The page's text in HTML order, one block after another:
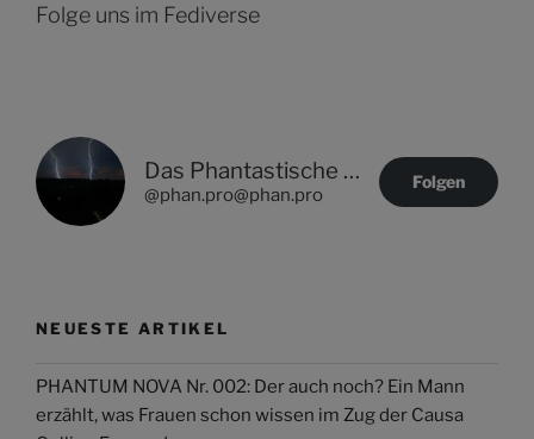
Folge uns im Fediverse
Das Phantastische Projekt - PHAN.PRO
@phan.pro@phan.pro
Folgen
NEUESTE ARTIKEL
PHANTUM NOVA Nr. 002: Der auch noch? Ein Mann
erzählt, was Frauen schon wissen im Zug der Causa